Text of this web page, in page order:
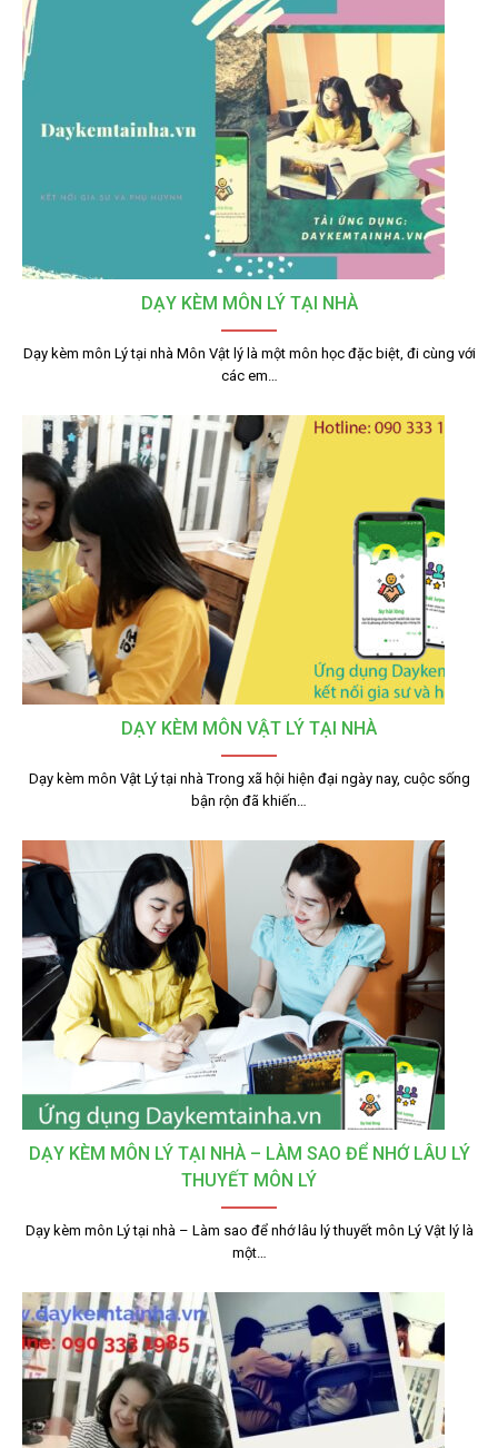
DẠY KÈM MÔN LÝ TẠI NHÀ
Dạy kèm môn Lý tại nhà Môn Vật lý là một môn học đặc biệt, đi cùng với
các em…
DẠY KÈM MÔN VẬT LÝ TẠI NHÀ
Dạy kèm môn Vật Lý tại nhà Trong xã hội hiện đại ngày nay, cuộc sống
bận rộn đã khiến…
DẠY KÈM MÔN LÝ TẠI NHÀ – LÀM SAO ĐỂ NHỚ LÂU LÝ
THUYẾT MÔN LÝ
Dạy kèm môn Lý tại nhà – Làm sao để nhớ lâu lý thuyết môn Lý Vật lý là
một…